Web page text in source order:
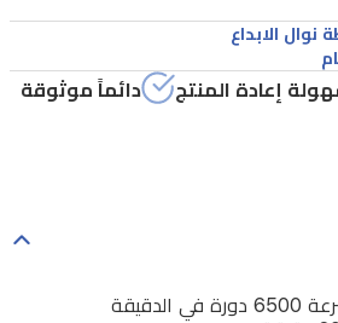
إعادة المنتج
دائماً موثوقة
الدقيقة